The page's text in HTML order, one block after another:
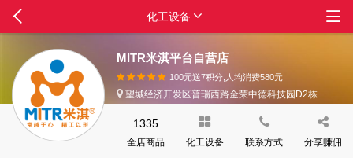
MITR米淇平台自营店
100元送7积分,人均消费580元
望城经济开发区普瑞西路金荣中德科技园D2栋
1335
全店商品 化工设备 联系方式 分享赚佣
化工设备